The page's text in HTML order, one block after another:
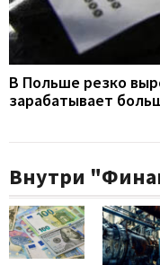
В Польше резко
зарабатывает
Внутри